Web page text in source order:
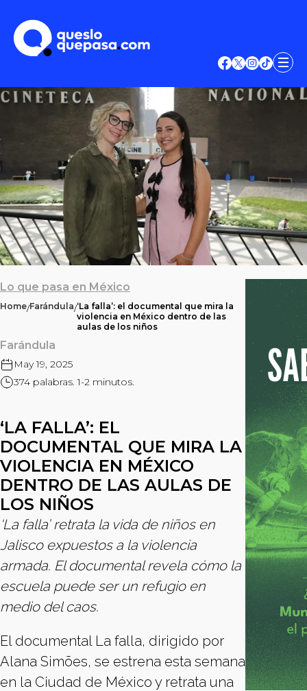
Lo que pasa en México
Home/Farándula/‘La falla’: el documental que mira la
violencia en México dentro de las
aulas de los niños
Farándula
May 19, 2025
374 palabras. 1-2 minutos.
‘LA FALLA’: EL
DOCUMENTAL QUE MIRA LA
VIOLENCIA EN MÉXICO
DENTRO DE LAS AULAS DE
LOS NIÑOS
‘La falla’ retrata la vida de niños en
Jalisco expuestos a la violencia
armada. El documental revela cómo la
escuela puede ser un refugio en
medio del caos.
El documental La falla, dirigido por
Alana Simões, se estrena esta semana
en la Ciudad de México y retrata una